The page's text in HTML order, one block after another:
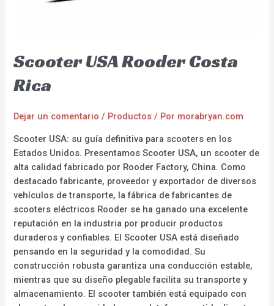
Scooter USA Rooder Costa
Rica
Dejar un comentario / Productos / Por morabryan.com
Scooter USA: su guía definitiva para scooters en los
Estados Unidos. Presentamos Scooter USA, un scooter de
alta calidad fabricado por Rooder Factory, China. Como
destacado fabricante, proveedor y exportador de diversos
vehículos de transporte, la fábrica de fabricantes de
scooters eléctricos Rooder se ha ganado una excelente
reputación en la industria por producir productos
duraderos y confiables. El Scooter USA está diseñado
pensando en la seguridad y la comodidad. Su
construcción robusta garantiza una conducción estable,
mientras que su diseño plegable facilita su transporte y
almacenamiento. El scooter también está equipado con